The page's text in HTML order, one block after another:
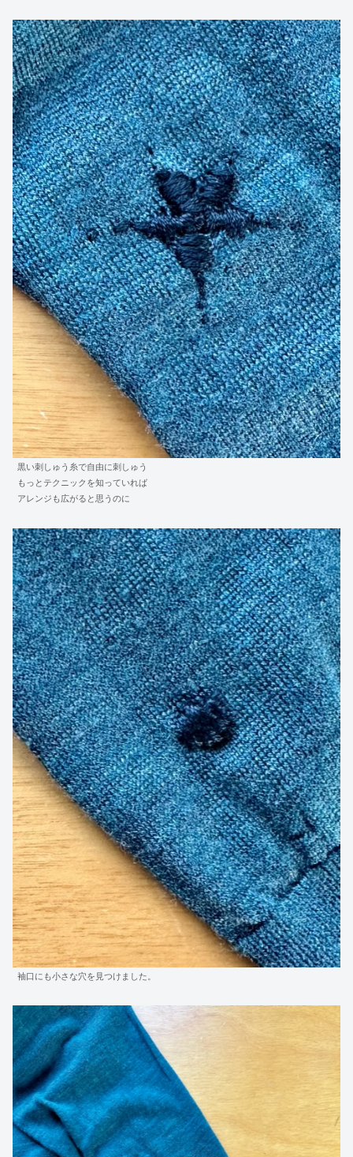
黒い刺しゅう糸で自由に刺しゅう
もっとテクニックを知っていれば
アレンジも広がると思うのに
袖口にも小さな穴を見つけました。